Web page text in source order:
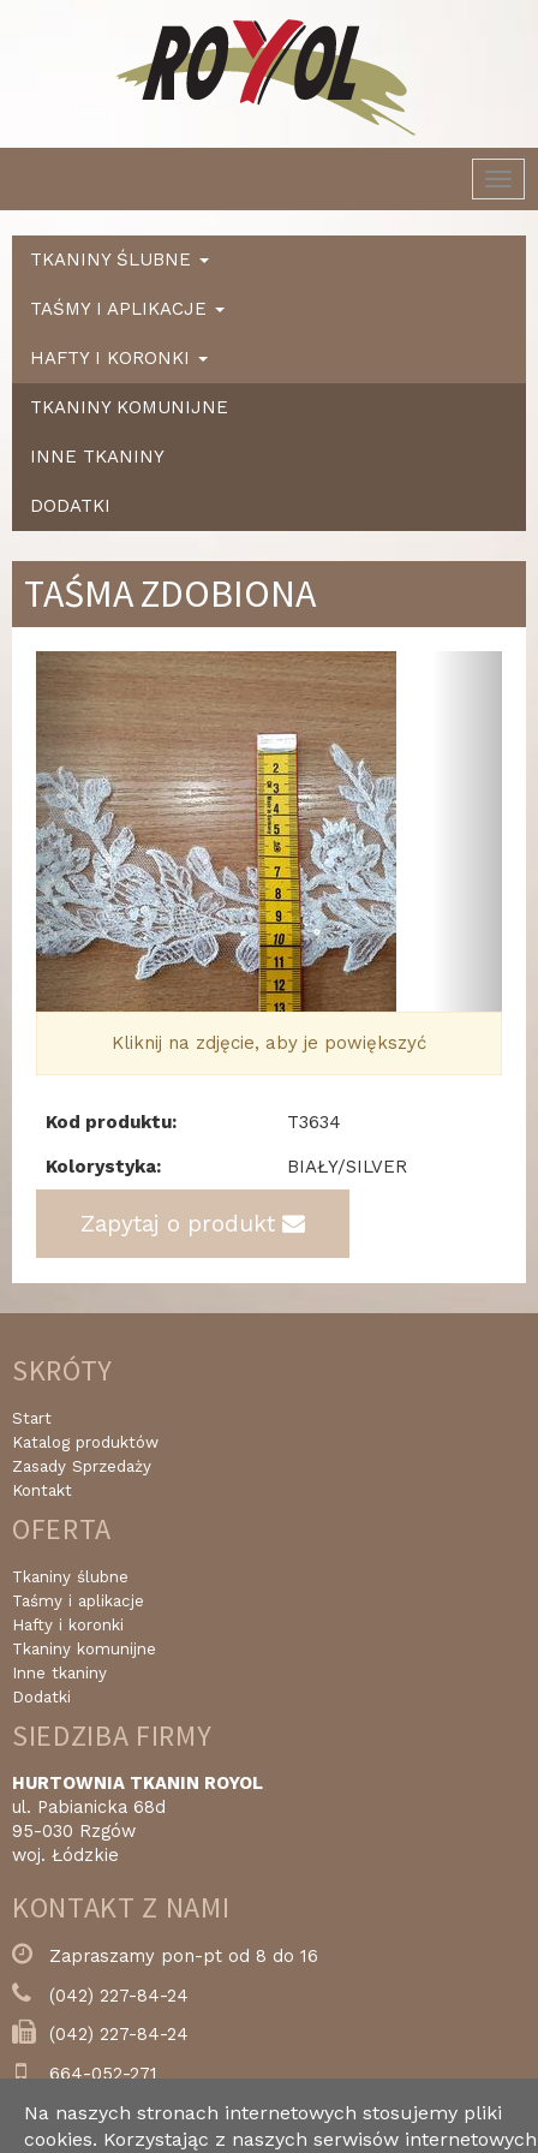
TKANINY ŚLUBNE
TAŚMY I APLIKACJE
HAFTY I KORONKI
TKANINY KOMUNIJNE
INNE TKANINY
DODATKI
TAŚMA ZDOBIONA
Wstecz
Kliknij na zdjęcie, aby je powiększyć
Kod produktu: T3634
Kolorystyka: BIAŁY/SILVER
Zapytaj o produkt
SKRÓTY
Start
Katalog produktów
Zasady Sprzedaży
Kontakt
OFERTA
Tkaniny ślubne
Taśmy i aplikacje
Hafty i koronki
Tkaniny komunijne
Inne tkaniny
Dodatki
SIEDZIBA FIRMY
HURTOWNIA TKANIN ROYOL
ul. Pabianicka 68d
95-030 Rzgów
woj. Łódzkie
KONTAKT Z NAMI
Zapraszamy pon-pt od 8 do 16
(042) 227-84-24
(042) 227-84-24
664-052-271
royol@royol.pl
Na naszych stronach internetowych stosujemy pliki
cookies. Korzystając z naszych serwisów internetowych